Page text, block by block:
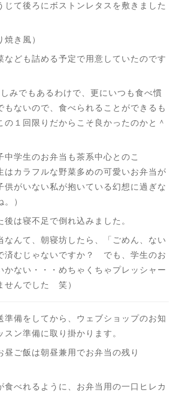
て後ろにボストンレタスを敷きました
き風）
なども詰める予定で用意していたのです
みでもあるわけで、更にいつも食べ慣
もないので、食べられることができるも
の１回限りだからこそ良かったのかと＾
中学生のお弁当も茶系中心とのこ
はカラフルな野菜多めの可愛いお弁当が
供がいない私が抱いている幻想に過ぎな
）
は寝不足で倒れ込みました。
なんて、朝寝坊したら、「ごめん、ない
済むじゃないですか？ でも、学生のお
かない・・・めちゃくちゃプレッシャー
せんでした 笑）
準備をしてから、ウェブショップのお知
スン準備に取り掛かります。
昼ご飯は朝昼兼用でお弁当の残り
食べれるように、お弁当用の一口ヒレカ